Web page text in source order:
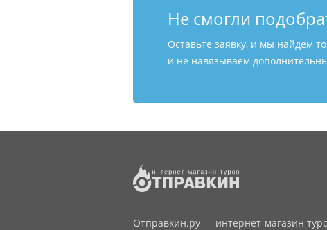
Не смогли
Оставьте заявку, и мы найдем
и не навязываем
Отправкин.ру — интернет-магазин